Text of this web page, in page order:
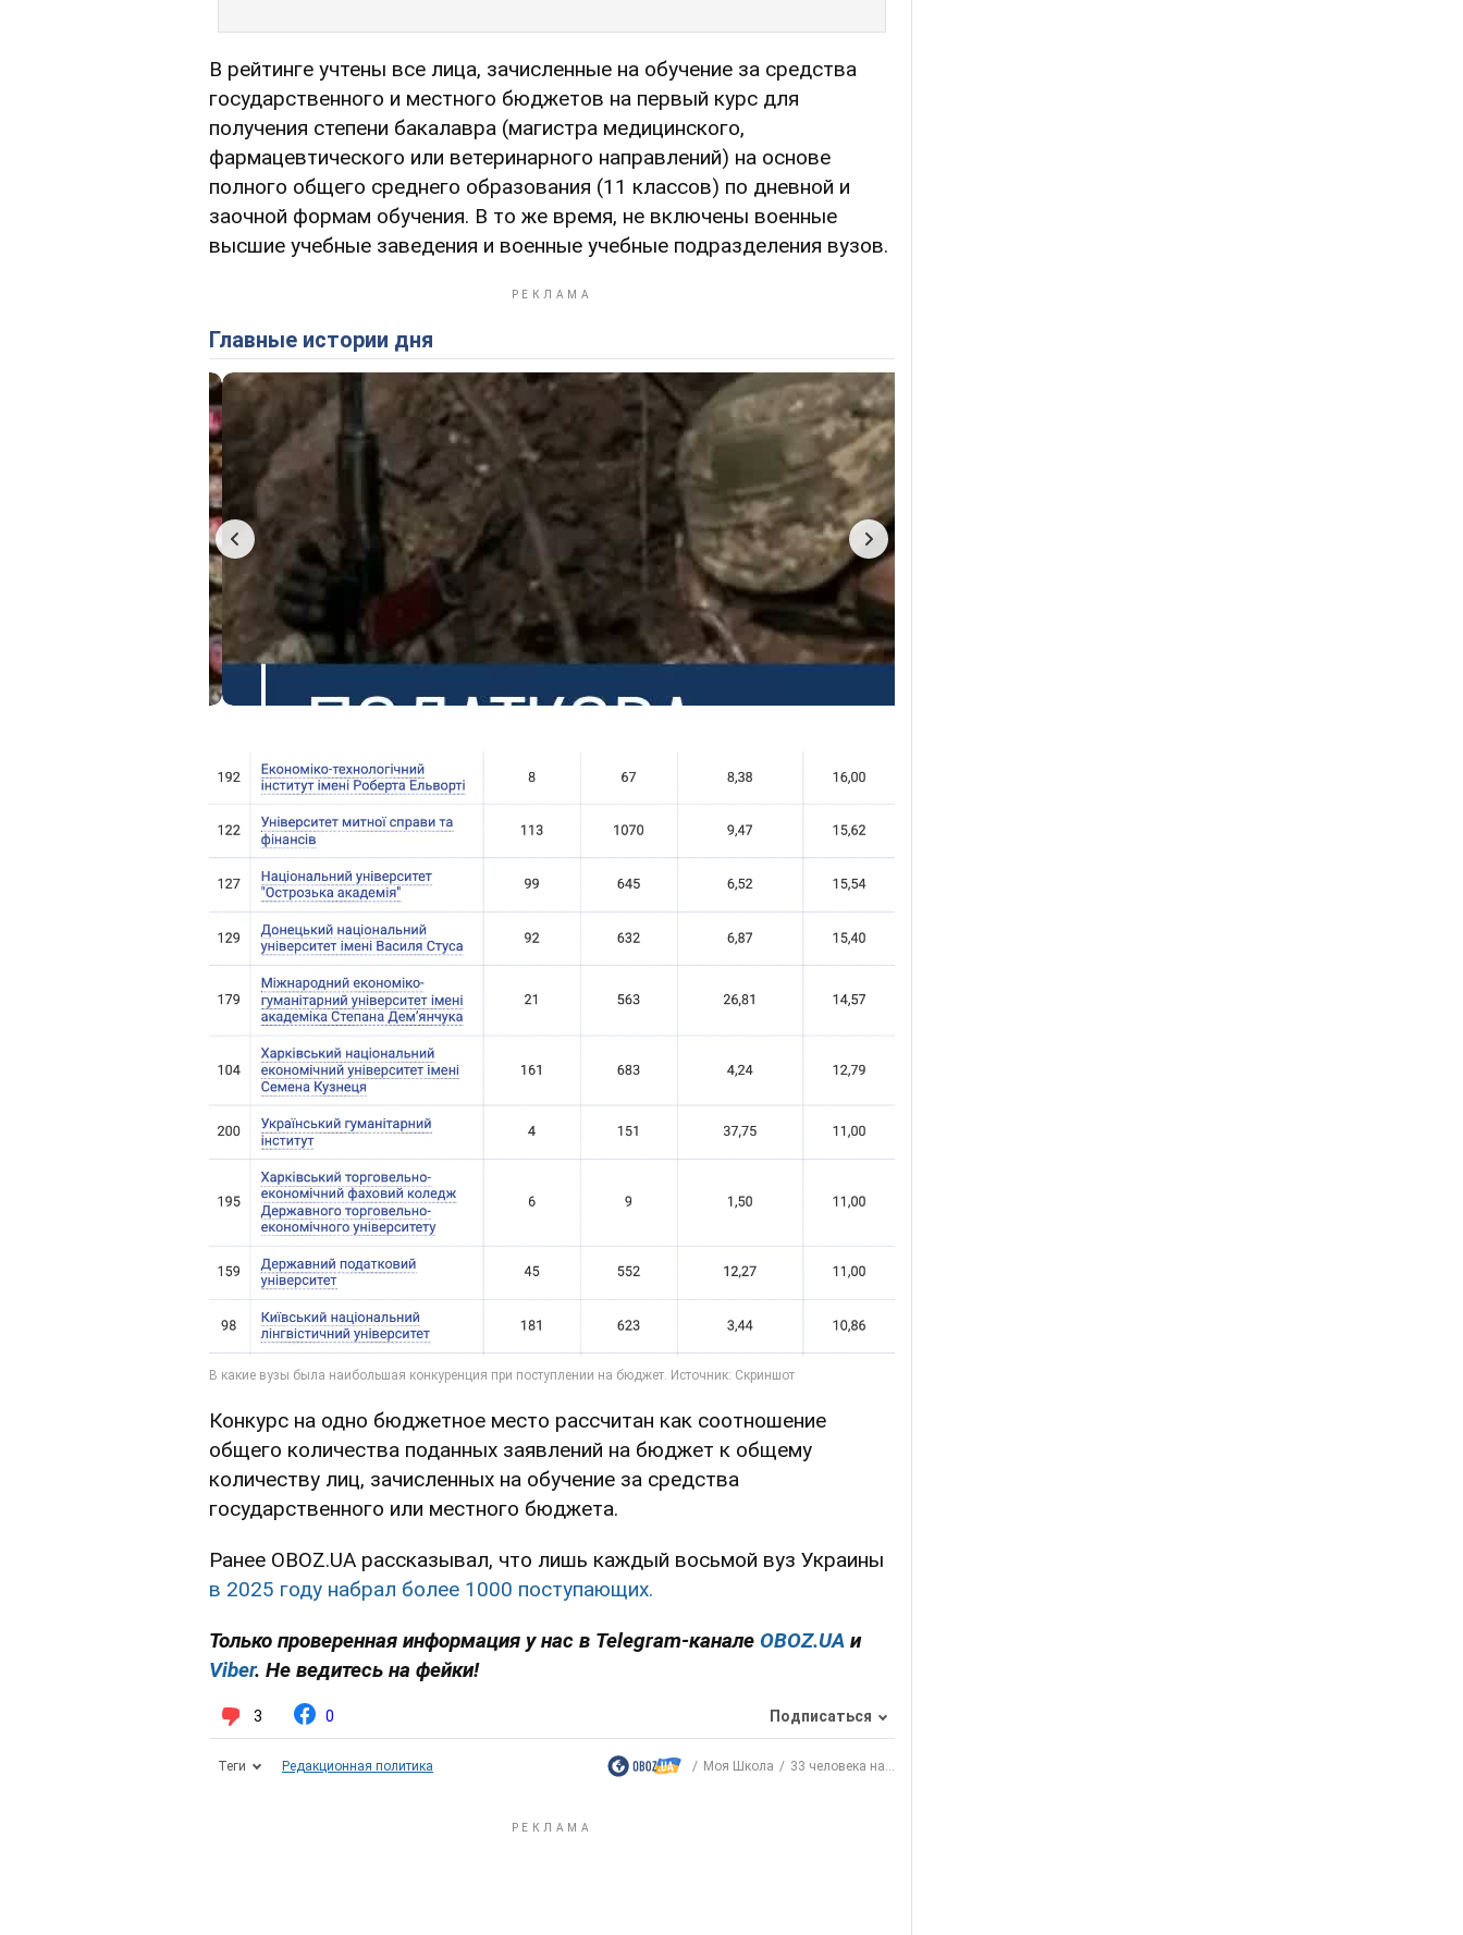
В рейтинге учтены все лица, зачисленные на обучение за средства
государственного и местного бюджетов на первый курс для
получения степени бакалавра (магистра медицинского,
фармацевтического или ветеринарного направлений) на основе
полного общего среднего образования (11 классов) по дневной и
заочной формам обучения. В то же время, не включены военные
высшие учебные заведения и военные учебные подразделения вузов.
Главные истории дня
Конкурс на одно бюджетное место рассчитан как соотношение
общего количества поданных заявлений на бюджет к общему
количеству лиц, зачисленных на обучение за средства
государственного или местного бюджета.
Ранее OBOZ.UA рассказывал, что лишь каждый восьмой вуз Украины
в 2025 году набрал более 1000 поступающих.
Только проверенная информация у нас в Telegram-канале OBOZ.UA и
Viber. Не ведитесь на фейки!
3 0 Подписаться
Теги Редакционная политика Моя Школа 33 человека на...